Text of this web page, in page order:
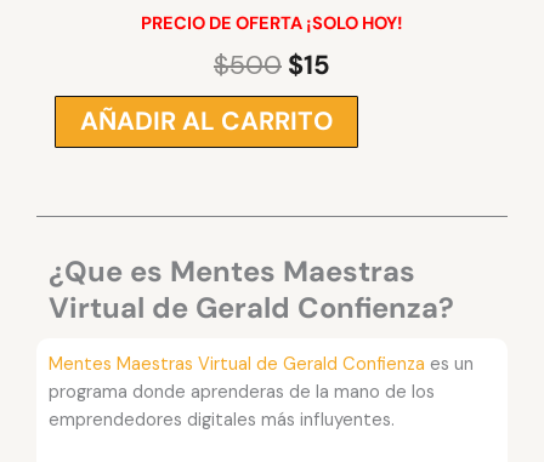
PRECIO DE OFERTA ¡SOLO HOY!
$500 El
precio
original
era:
$15
precio
actual
es:
Mentes
Maestras
Confienza
cantidad
AÑADIR AL CARRITO
¿Que es Mentes Maestras
Virtual de Gerald Confienza?
Mentes Maestras Virtual de Gerald Confienza es un
programa donde aprenderas de la mano de los
emprendedores digitales más influyentes.